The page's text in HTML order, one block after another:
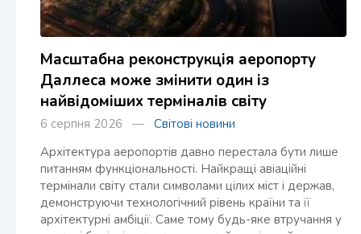
Масштабна реконструкція аеропорту
Даллеса може змінити один із
найвідоміших терміналів світу
6 серпня 2026 — Світові новини
Архітектура аеропортів давно перестала бути лише
питанням функціональності. Найкращі авіаційні
термінали світу стали символами цілих міст і держав,
демонструючи технологічний рівень країни та її
архітектурні амбіції. Саме тому будь-яке втручання у